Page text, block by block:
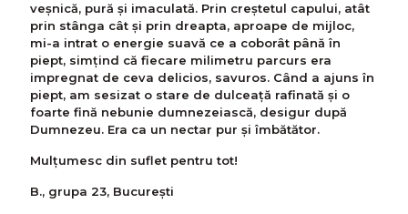
veșnică, pură şi imaculată. Prin creștetul capului, atât
prin stânga cât și prin dreapta, aproape de mijloc,
mi-a intrat o energie suavă ce a coborât până în
piept, simțind că fiecare milimetru parcurs era
impregnat de ceva delicios, savuros. Când a ajuns în
piept, am sesizat o stare de dulceață rafinată şi o
foarte fină nebunie dumnezeiască, desigur după
Dumnezeu. Era ca un nectar pur şi îmbătător.
Mulţumesc din suflet pentru tot!
B., grupa 23, Bucureşti